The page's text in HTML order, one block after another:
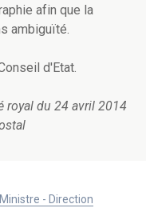
afin que la
ambiguïté.
d'Etat.
royal du 24 avril 2014
- Direction